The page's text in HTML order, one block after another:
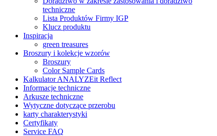
techniczne
Lista Produktów Firmy IGP
Klucz produktu
Inspiracja
green treasures
Broszury i kolekcje wzorów
Broszury
Color Sample Cards
Kalkulator ANALYZEit Reflect
Informacje techniczne
Arkusze techniczne
Wytyczne dotyczące przerobu
karty charakterystyki
Certyfikaty
Service FAQ